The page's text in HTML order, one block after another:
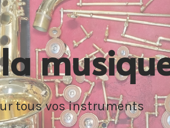
tous vos instruments